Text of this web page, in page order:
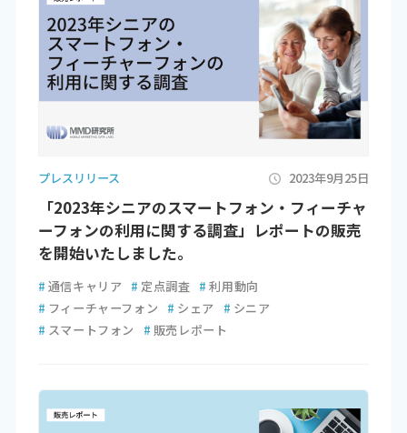
プレスリリース 2023年9月25日
「2023年シニアのスマートフォン・フィーチャ
ーフォンの利用に関する調査」レポートの販売
を開始いたしました。
# 通信キャリア # 定点調査 # 利用動向
# フィーチャーフォン # シェア # シニア
# スマートフォン # 販売レポート